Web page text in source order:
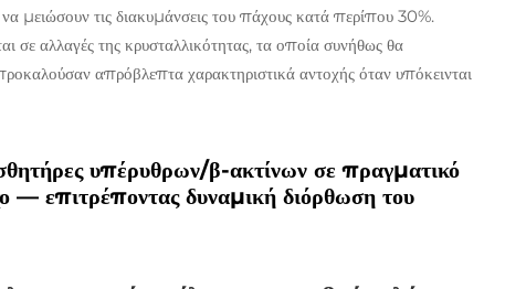
μειώσουν τις διακυμάνσεις του πάχους κατά περίπου 30%.
αλλαγές της κρυσταλλικότητας, τα οποία συνήθως θα
απρόβλεπτα χαρακτηριστικά αντοχής όταν υπόκεινται
υπέρυθρων/β-ακτίνων σε πραγματικό
— επιτρέποντας δυναμική διόρθωση του